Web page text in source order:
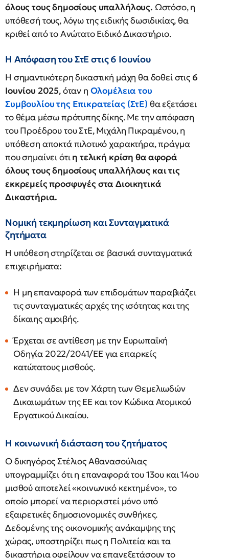
όλους τους δημοσίους υπαλλήλους. Ωστόσο, η
υπόθεσή τους, λόγω της ειδικής δωσιδικίας, θα
κριθεί από το Ανώτατο Ειδικό Δικαστήριο.
Η Απόφαση του ΣτΕ στις 6 Ιουνίου
Η σημαντικότερη δικαστική μάχη θα δοθεί στις6
Ιουνίου 2025, όταν η Ολομέλεια του
Συμβουλίου της Επικρατείας (ΣτΕ) θα εξετάσει
το θέμα μέσω πρότυπης δίκης. Με την απόφαση
του Προέδρου του ΣτΕ, Μιχάλη Πικραμένου, η
υπόθεση αποκτά πιλοτικό χαρακτήρα, πράγμα
που σημαίνει ότιη τελική κρίση θα αφορά
όλους τους δημοσίους υπαλλήλους και τις
εκκρεμείς προσφυγές στα Διοικητικά
Δικαστήρια.
Νομική τεκμηρίωση και Συνταγματικά
ζητήματα
Η υπόθεση στηρίζεται σε βασικά συνταγματικά
επιχειρήματα:
Η μη επαναφορά των επιδομάτων παραβιάζει
τις συνταγματικές αρχές της ισότητας και της
δίκαιης αμοιβής.
Έρχεται σε αντίθεση με την Ευρωπαϊκή
Οδηγία 2022/2041/ΕΕ για επαρκείς
κατώτατους μισθούς.
Δεν συνάδει με τον Χάρτη των Θεμελιωδών
Δικαιωμάτων της ΕΕ και τον Κώδικα Ατομικού
Εργατικού Δικαίου.
Η κοινωνική διάσταση του ζητήματος
Ο δικηγόρος Στέλιος Αθανασούλιας
υπογραμμίζει ότι η επαναφορά του 13ου και 14ου
μισθού αποτελεί «κοινωνικό κεκτημένο», το
οποίο μπορεί να περιοριστεί μόνο υπό
εξαιρετικές δημοσιονομικές συνθήκες.
Δεδομένης της οικονομικής ανάκαμψης της
χώρας, υποστηρίζει πως η Πολιτεία και τα
δικαστήρια οφείλουν να επανεξετάσουν το